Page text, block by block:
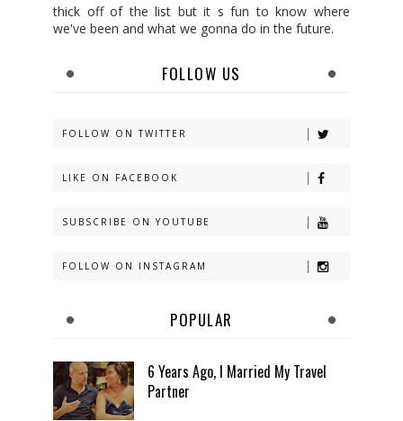
thick off of the list but it s fun to know where
we've been and what we gonna do in the future.
FOLLOW US
FOLLOW ON TWITTER
LIKE ON FACEBOOK
SUBSCRIBE ON YOUTUBE
FOLLOW ON INSTAGRAM
POPULAR
6 Years Ago, I Married My Travel
Partner